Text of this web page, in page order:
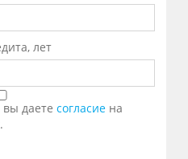
лет
вы даетесогласие на